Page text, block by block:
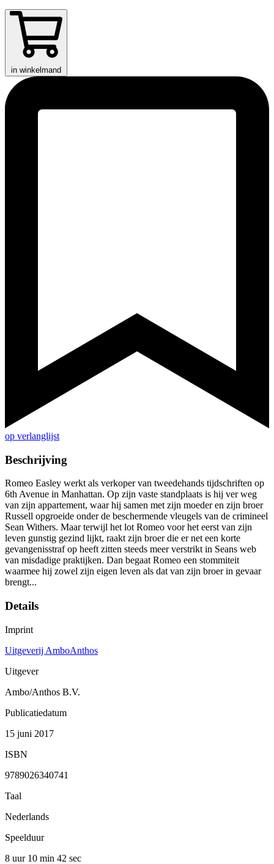
in winkelmand
op verlanglijst
Beschrijving
Romeo Easley werkt als verkoper van tweedehands tijdschriften op
6th Avenue in Manhattan. Op zijn vaste standplaats is hij ver weg
van zijn appartement, waar hij samen met zijn moeder en zijn broer
Russell opgroeide onder de beschermende vleugels van de crimineel
Sean Withers. Maar terwijl het lot Romeo voor het eerst van zijn
leven gunstig gezind lijkt, raakt zijn broer die er net een korte
gevangenisstraf op heeft zitten steeds meer verstrikt in Seans web
van misdadige praktijken. Dan begaat Romeo een stommiteit
waarmee hij zowel zijn eigen leven als dat van zijn broer in gevaar
brengt...
Details
Imprint
Uitgeverij AmboAnthos
Uitgever
Ambo/Anthos B.V.
Publicatiedatum
15 juni 2017
ISBN
9789026340741
Taal
Nederlands
Speelduur
8 uur 10 min 42 sec